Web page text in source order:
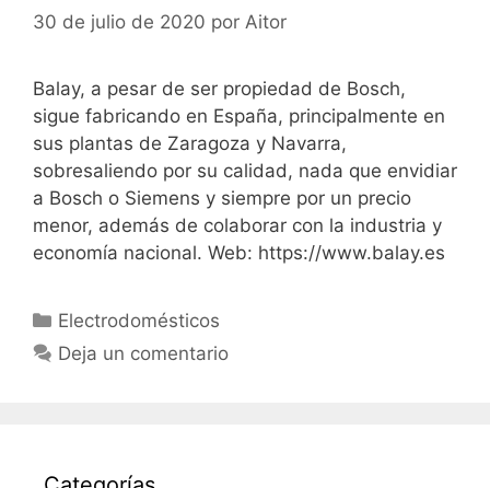
30 de julio de 2020 por Aitor
Balay, a pesar de ser propiedad de Bosch,
sigue fabricando en España, principalmente en
sus plantas de Zaragoza y Navarra,
sobresaliendo por su calidad, nada que envidiar
a Bosch o Siemens y siempre por un precio
menor, además de colaborar con la industria y
economía nacional. Web: https://www.balay.es
Categorías
Electrodomésticos
Deja un comentario